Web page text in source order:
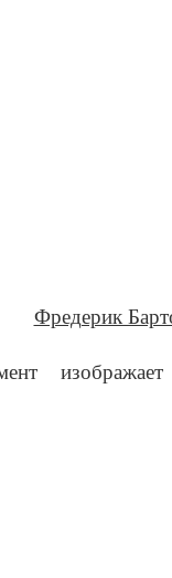
Фредерик
изображает